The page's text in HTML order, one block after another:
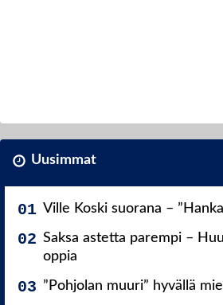
Uusimmat
Ville Koski suorana –
Saksa astetta parempi –
oppia
”Pohjolan muuri” hyvällä